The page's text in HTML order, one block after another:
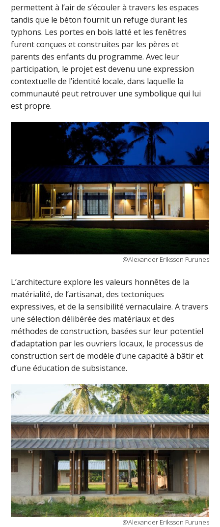
permettent à l’air de s’écouler à travers les espaces
tandis que le béton fournit un refuge durant les
typhons. Les portes en bois latté et les fenêtres
furent conçues et construites par les pères et
parents des enfants du programme. Avec leur
participation, le projet est devenu une expression
contextuelle de l’identité locale, dans laquelle la
communauté peut retrouver une symbolique qui lui
est propre.
@Alexander Eriksson Furunes
L’architecture explore les valeurs honnêtes de la
matérialité, de l’artisanat, des tectoniques
expressives, et de la sensibilité vernaculaire. A travers
une sélection délibérée des matériaux et des
méthodes de construction, basées sur leur potentiel
d’adaptation par les ouvriers locaux, le processus de
construction sert de modèle d’une capacité à bâtir et
d’une éducation de subsistance.
@Alexander Eriksson Furunes